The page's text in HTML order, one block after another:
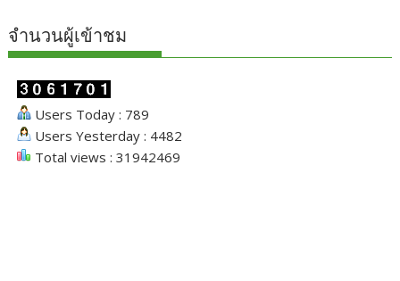
จำนวนผู้เข้าชม
Users Today : 789
Users Yesterday : 4482
Total views : 31942469